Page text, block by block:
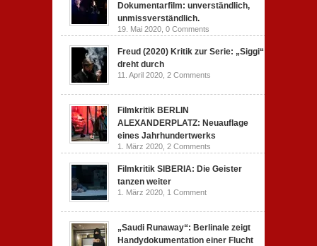
Dokumentarfilm: unverständlich,
unmissverständlich.
19. Mai 2020, 0 Comments
Freud (2020) Kritik zur Serie: „Siggi“
dreht durch
11. April 2020, 2 Comments
Filmkritik BERLIN
ALEXANDERPLATZ: Neuauflage
eines Jahrhundertwerks
1. März 2020, 2 Comments
Filmkritik SIBERIA: Die Geister
tanzen weiter
1. März 2020, 1 Comment
„Saudi Runaway“: Berlinale zeigt
Handydokumentation einer Flucht